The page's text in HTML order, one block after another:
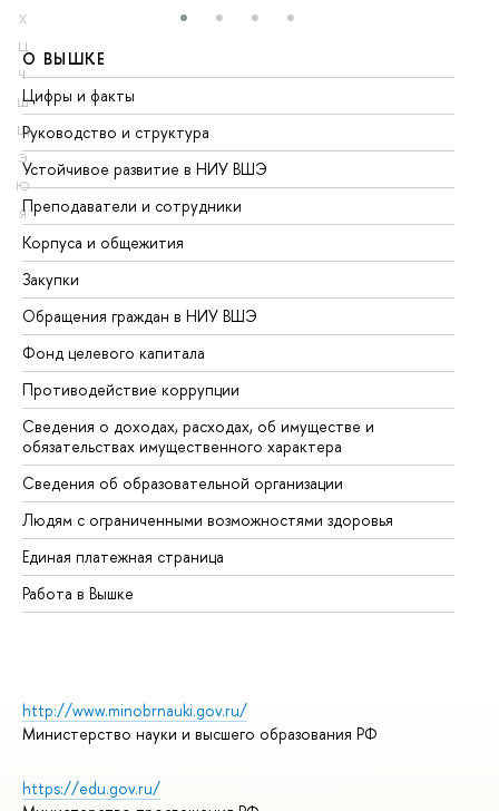
Х
Ц
Ч
Ш
Щ
Э
Ю
Я
О ВЫШКЕ
Цифры и факты
Руководство и структура
Устойчивое развитие в НИУ ВШЭ
Преподаватели и сотрудники
Корпуса и общежития
Закупки
Обращения граждан в НИУ ВШЭ
Фонд целевого капитала
Противодействие коррупции
Сведения о доходах, расходах, об имуществе и
обязательствах имущественного характера
Сведения об образовательной организации
Людям с ограниченными возможностями здоровья
Единая платежная страница
Работа в Вышке
http://www.minobrnauki.gov.ru/
Министерство науки и высшего образования РФ
https://edu.gov.ru/